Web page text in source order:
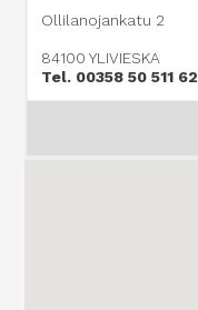
Ollilanojankatu 2
84100 YLIVIESKA
Tel. 00358 50 511